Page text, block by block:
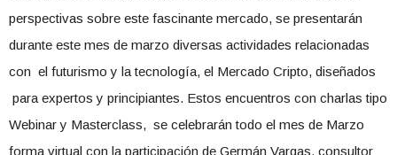
perspectivas sobre este fascinante mercado, se presentarán
durante este mes de marzo diversas actividades relacionadas
con el futurismo y la tecnología, el Mercado Cripto, diseñados
para expertos y principiantes. Estos encuentros con charlas tipo
Webinar y Masterclass, se celebrarán todo el mes de Marzo
forma virtual con la participación de Germán Vargas, consultor